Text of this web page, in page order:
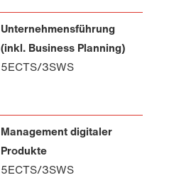
Unternehmensführung
(inkl. Business Planning)
5ECTS/3SWS
Management digitaler
Produkte
5ECTS/3SWS